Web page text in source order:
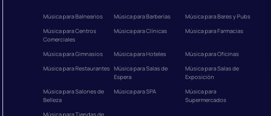
Música para Balnearios Música para Barberías
Música para Bares y Pubs
Música para Centros
Comerciales
Música para Clínicas Música para Farmacias
Música para Gimnasios Música para Hoteles
Música para Oficinas
Música para Restaurantes Música para Salas de
Espera
Música para Salas de
Exposición
Música para Salones de
Belleza
Música para SPA
Música para
Supermercados
Música para Tiendas de